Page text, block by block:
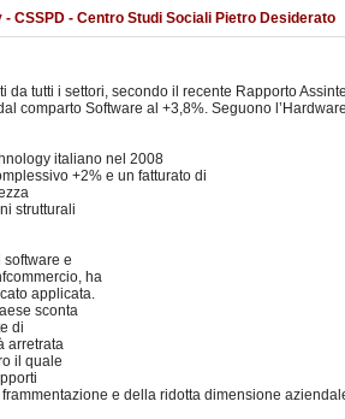
CSSPD - Centro Studi Sociali Pietro Desiderato
tutti i settori, secondo il recente Rapporto
comparto Software al +3,8%. Seguono
italiano nel 2008
+2% e un fatturato di
strutturali
e
ha
applicata.
sconta
di
arretrata
il quale
e della ridotta dimensione